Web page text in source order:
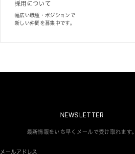
採用について
幅広い職種・ポジションで
新しい仲間を募集中です。
NEWSLETTER
最新情報をいち早くメールで受け取れます。
メールアドレス